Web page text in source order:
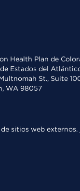
Health Plan de
Estados del
St., Suite
WA 98057
sitios web externos.